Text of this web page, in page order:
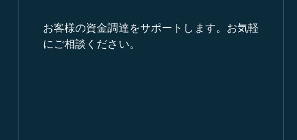
お客様の資金調達をサポートします。お気軽
にご相談ください。